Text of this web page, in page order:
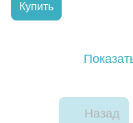
Купить
Назад